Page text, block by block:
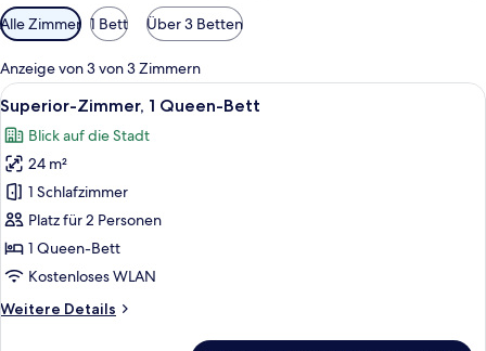
Verfügbare
Filter
für
Zimmer
Alle Zimmer 1 Bett Über 3 Betten
Anzeige von 3 von 3 Zimmern
Alle
Fotos
für
Superior-
Zimmer,
1
Queen-
Bett
Ein Schlafzimmer mit einem großen
32
Superior-Zimmer, 1 Queen-Bett
Blick auf die Stadt
24 m²
1 Schlafzimmer
Platz für 2 Personen
1 Queen-Bett
Kostenloses WLAN
Weitere Details
Weitere